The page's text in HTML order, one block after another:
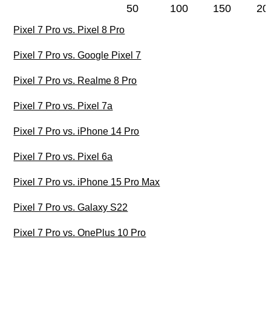
50 100 150
Pixel 7 Pro vs. Pixel 8 Pro
Pixel 7 Pro vs. Google Pixel 7
Pixel 7 Pro vs. Realme 8 Pro
Pixel 7 Pro vs. Pixel 7a
Pixel 7 Pro vs. iPhone 14 Pro
Pixel 7 Pro vs. Pixel 6a
Pixel 7 Pro vs. iPhone 15 Pro Max
Pixel 7 Pro vs. Galaxy S22
Pixel 7 Pro vs. OnePlus 10 Pro